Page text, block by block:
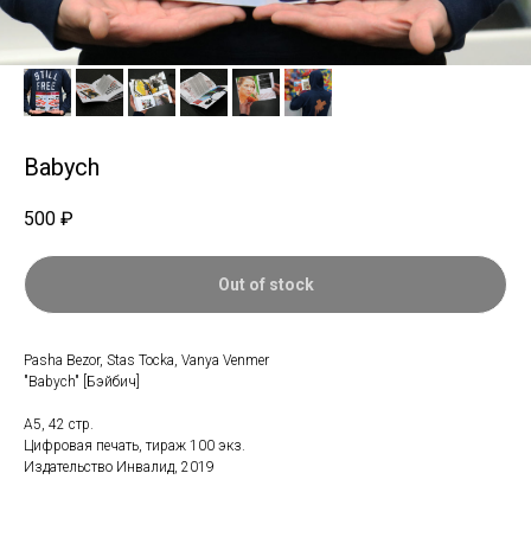
Babych
500 ₽
Out of stock
Pasha Bezor, Stas Tocka, Vanya Venmer
"Babych" [Бэйбич]
А5, 42 стр.
Цифровая печать, тираж 100 экз.
Издательство Инвалид, 2019